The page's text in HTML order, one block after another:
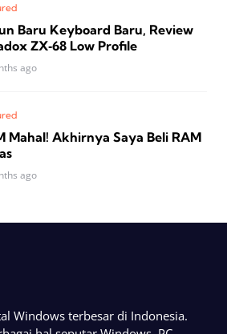
Baru Keyboard Baru, Review
ZX‑68 Low Profile
ago
Mahal! Akhirnya Saya Beli RAM
ago
Windows terbesar di Indonesia.